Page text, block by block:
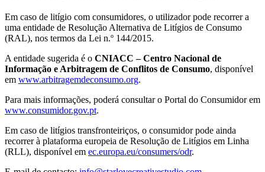
Em caso de litígio com consumidores, o utilizador pode recorrer a
uma entidade de Resolução Alternativa de Litígios de Consumo
(RAL), nos termos da Lei n.º 144/2015.
A entidade sugerida é o CNIACC – Centro Nacional de
Informação e Arbitragem de Conflitos de Consumo, disponível
em www.arbitragemdeconsumo.org.
Para mais informações, poderá consultar o Portal do Consumidor em
www.consumidor.gov.pt.
Em caso de litígios transfronteiriços, o consumidor pode ainda
recorrer à plataforma europeia de Resolução de Litígios em Linha
(RLL), disponível em ec.europa.eu/consumers/odr.